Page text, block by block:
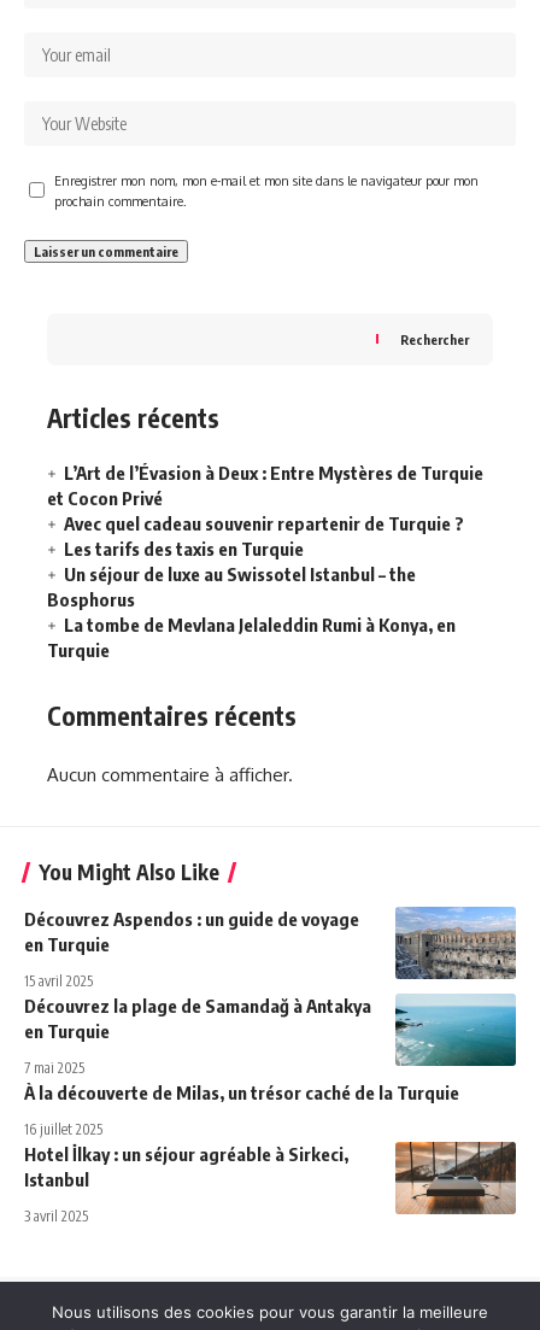
Enregistrer mon nom, mon e-mail et mon site dans le navigateur pour mon
prochain commentaire.
Rechercher
Articles récents
L’Art de l’Évasion à Deux : Entre Mystères de Turquie
et Cocon Privé
Avec quel cadeau souvenir repartenir de Turquie ?
Les tarifs des taxis en Turquie
Un séjour de luxe au Swissotel Istanbul – the
Bosphorus
La tombe de Mevlana Jelaleddin Rumi à Konya, en
Turquie
Commentaires récents
Aucun commentaire à afficher.
You Might Also Like
Découvrez Aspendos : un guide de voyage
en Turquie
15 avril 2025
Découvrez la plage de Samandağ à Antakya
en Turquie
7 mai 2025
À la découverte de Milas, un trésor caché de la Turquie
16 juillet 2025
Hotel İlkay : un séjour agréable à Sirkeci,
Istanbul
3 avril 2025
Nous utilisons des cookies pour vous garantir la meilleure